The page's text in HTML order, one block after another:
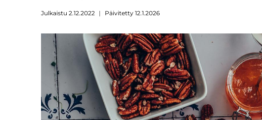
Julkaistu 2.12.2022 Päivitetty 12.1.2026